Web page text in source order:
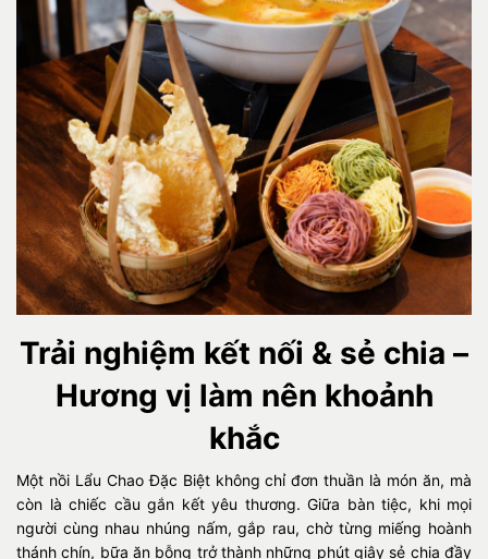
Trải nghiệm kết nối & sẻ chia –
Hương vị làm nên khoảnh
khắc
Một nồi Lẩu Chao Đặc Biệt không chỉ đơn thuần là món ăn, mà
còn là chiếc cầu gắn kết yêu thương. Giữa bàn tiệc, khi mọi
người cùng nhau nhúng nấm, gắp rau, chờ từng miếng hoành
thánh chín, bữa ăn bỗng trở thành những phút giây sẻ chia đầy